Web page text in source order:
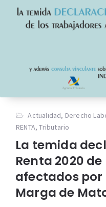
Actualidad, Derecho
RENTA,Tributario
La temida
Renta 2020
afectados por
Marga de